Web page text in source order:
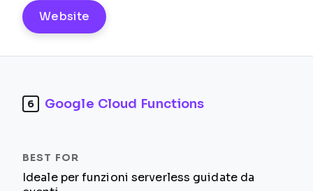
Website
6 Google Cloud Functions
Ideale per funzioni serverless guidate da